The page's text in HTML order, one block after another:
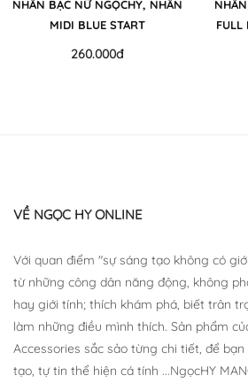
NHẪN BẠC NỮ NGỌCHY, NHẪN
MIDI BLUE START
260.000đ
VỀ NGỌC HY ONLINE
Với quan điểm "sự sáng tạo không có
từ những công dân năng động, không
hay giới tính; thích khám phá, biết trân
làm những điều mình thích. Sản phẩm
Accessories sắc sảo từng chi tiết, để
tạo, tự tin thể hiện cá tính ...NgọcHY